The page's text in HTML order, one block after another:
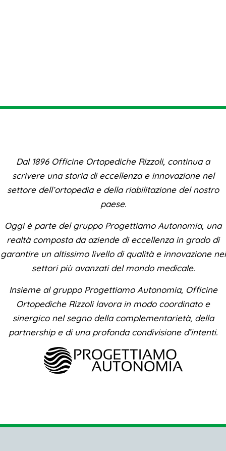
Dal 1896 Officine Ortopediche Rizzoli, continua a
scrivere una storia di eccellenza e innovazione nel
settore dell’ortopedia e della riabilitazione del nostro
paese.
Oggi è parte del gruppo Progettiamo Autonomia, una
realtà composta da aziende di eccellenza in grado di
garantire un altissimo livello di qualitàe innovazione nei
settori più avanzati del mondo medicale.
Insieme al gruppo Progettiamo Autonomia, Officine
Ortopediche Rizzoli lavora in modo coordinato e
sinergico nel segno della complementarietà, della
partnership e di una profonda condivisione d’intenti.